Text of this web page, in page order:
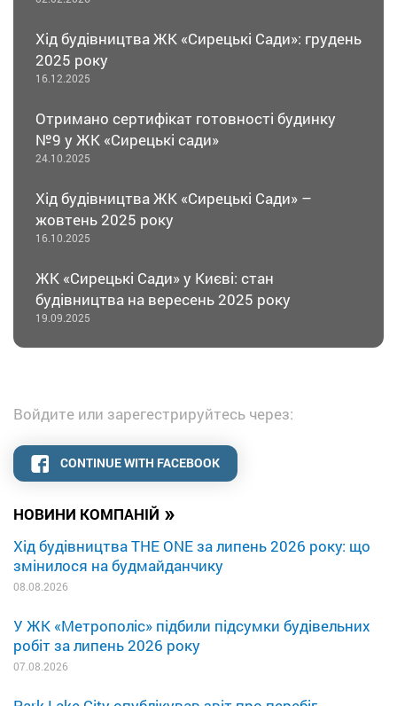
НОВИНИ КОМПАНІЙ »
Хід будівництва THE ONE за липень 2026 року: що
змінилося на будмайданчику
08.08.2026
У ЖК «Метрополіс» підбили підсумки будівельних
робіт за липень 2026 року
07.08.2026
Хід будівництва ЖК «Сирецькі Сади»: грудень
2025 року
16.12.2025
Отримано сертифікат готовності будинку
№9 у ЖК «Сирецькі сади»
24.10.2025
Хід будівництва ЖК «Сирецькі Сади» –
жовтень 2025 року
16.10.2025
ЖК «Сирецькі Сади» у Києві: стан
будівництва на вересень 2025 року
19.09.2025
Войдите или зарегестрируйтесь через:
CONTINUE WITH FACEBOOK